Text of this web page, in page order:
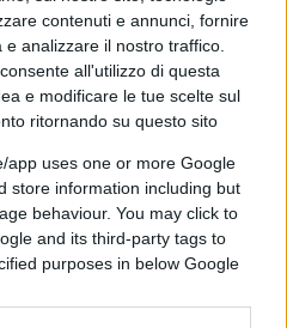
contenuti e annunci, fornire
analizzare il nostro traffico.
all'utilizzo di questa
e modificare le tue scelte sul
ritornando su questo sito
app uses one or more Google
store information including but
behaviour. You may click to
and its third-party tags to
purposes in below Google
versiamo l’Imu per
dei migranti:
il rimpatrio
la smetta di prenderci